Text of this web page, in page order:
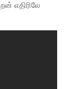
எதிரிலே